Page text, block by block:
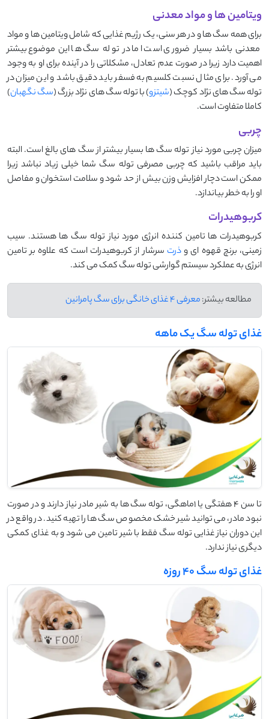
ویتامین ها و مواد معدنی
برای همه سگ ها و در هر سنی، یک رژیم غذایی که شامل ویتامین ها و مواد
معدنی باشد بسیار ضروری است اما در توله سگ ها این موضوع بیشتر
اهمیت دارد زیرا در صورت عدم تعادل، مشکلاتی را در آینده برای او به وجود
می آورد. برای مثال نسبت کلسیم به فسفر باید دقیق باشد و این میزان در
توله سگ های نژاد کوچک (شیتزو) با توله سگ های نژاد بزرگ (سگ نگهبان)
کاملا متفاوت است.
چربی
میزان چربی مورد نیاز توله سگ ها بسیار بیشتر از سگ های بالغ است. البته
باید مراقب باشید که چربی مصرفی توله سگ شما خیلی زیاد نباشد زیرا
ممکن است دچار افزایش وزن بیش از حد شود و سلامت استخوان و مفاصل
او را به خطر بیاندازد.
کربوهیدرات
کربوهیدرات ها تامین کننده انرژی مورد نیاز توله سگ ها هستند. سیب
زمینی، برنچ قهوه ای وذرت سرشار از کربوهیدرات است که علاوه بر تامین
انرژی به عملکرد سیستم گوارشی توله سگ کمک می کند.
مطالعه بیشتر:معرفی 4 غذای خانگی برای سگ پامرانین
غذای توله سگ یک ماهه
تا سن 4 هفتگی یا 1ماهگی، توله سگ ها به شیر مادر نیاز دارند و در صورت
نبود مادر، می توانید شیر خشک مخصوص سگ ها را تهیه کنید. در واقع در
این دوران نیاز غذایی توله سگ فقط با شیر تامین می شود و به غذای کمکی
دیگری نیاز ندارد.
غذای توله سگ 40 روزه